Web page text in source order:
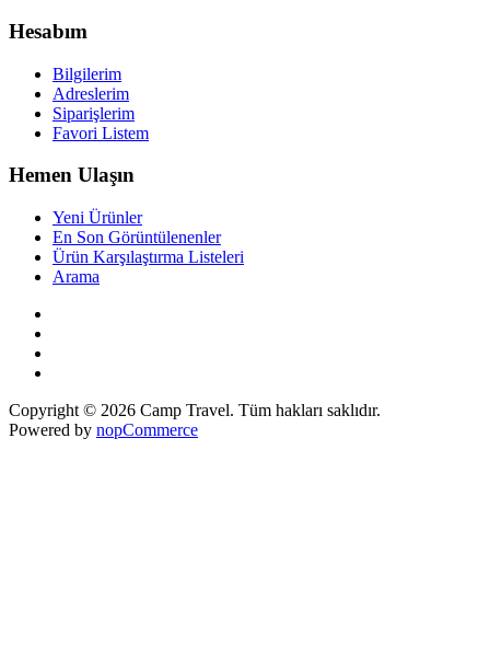
Hesabım
Bilgilerim
Adreslerim
Siparişlerim
Favori Listem
Hemen Ulaşın
Yeni Ürünler
En Son Görüntülenenler
Ürün Karşılaştırma Listeleri
Arama
Copyright © 2026 Camp Travel. Tüm hakları saklıdır.
Powered by nopCommerce